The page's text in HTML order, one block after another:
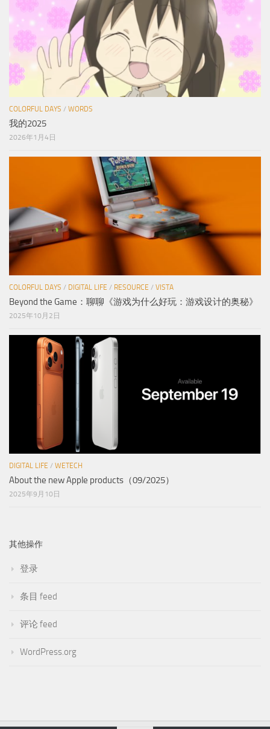
COLORFUL DAYS / WORDS
我的2025
2026年1月4日
COLORFUL DAYS / DIGITAL LIFE / RESOURCE / VISTA
Beyond the Game：聊聊《游戏为什么好玩：游戏设计的奥秘》
2025年10月2日
DIGITAL LIFE / WETECH
About the new Apple products（09/2025）
2025年9月10日
其他操作
登录
条目 feed
评论 feed
WordPress.org